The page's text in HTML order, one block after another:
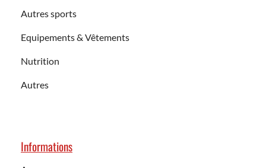
Autres sports
Equipements & Vêtements
Nutrition
Autres
Informations